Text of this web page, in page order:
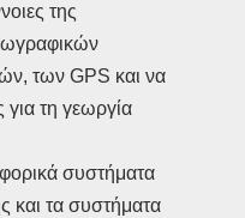
της
των GPS και να
τη γεωργία
συστήματα
και τα συστήματα